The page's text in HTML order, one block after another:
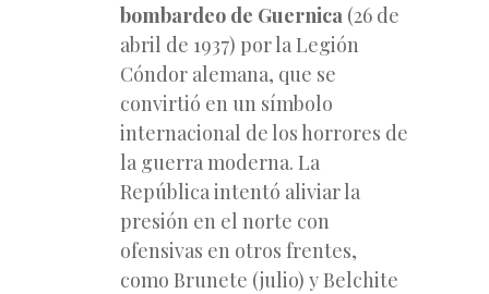
bombardeo de Guernica (26 de
abril de 1937) por la Legión
Cóndor alemana, que se
convirtió en un símbolo
internacional de los horrores de
la guerra moderna. La
República intentó aliviar la
presión en el norte con
ofensivas en otros frentes,
como Brunete (julio) y Belchite